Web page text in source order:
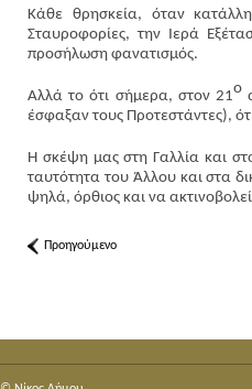
Κάθε θρησκεία, όταν
Σταυροφορίες, την Ιερά
προσήλωση φανατισμός.
Αλλά το ότι σήμερα, στον 21ο
έσφαξαν τους Προτεστάντες),
Η σκέψη μας στη Γαλλία και
ταυτότητα του Άλλου και στα
ψηλά, όρθιος και να
Προηγούμενο